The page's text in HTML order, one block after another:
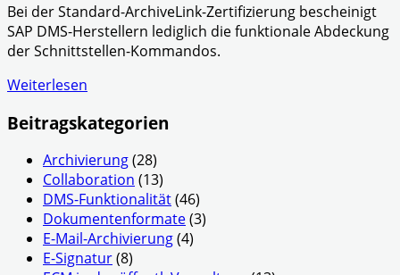
Bei der Standard-ArchiveLink-Zertifizierung bescheinigt
SAP DMS-Herstellern lediglich die funktionale Abdeckung
der Schnittstellen-Kommandos.
Weiterlesen
Beitragskategorien
Archivierung(28)
Collaboration (13)
DMS-Funktionalität(46)
Dokumentenformate(3)
E-Mail-Archivierung(4)
E-Signatur(8)